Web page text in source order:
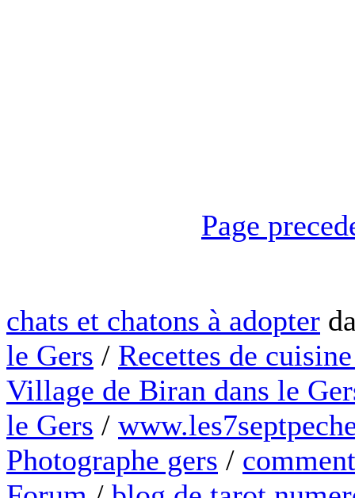
Page
chats et chatons à adopter
le Gers / Recettes de
Village de Biran dans le
le Gers /
Photographe gers /